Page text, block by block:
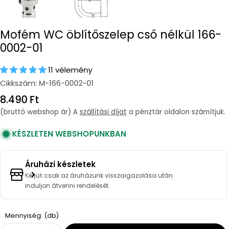
Mofém WC öblítőszelep cső nélkül 166-
0002-01
11 vélemény
Cikkszám: M-166-0002-01
Regular
price
8.490 Ft
(bruttó webshop ár) A szállítási díjat a pénztár oldalon számítjuk.
KÉSZLETEN WEBSHOPUNKBAN
Áruházi készletek
Kérjük csak az áruházunk visszaigazolása után
induljon átvenni rendelését.
Mennyiség: (db)Quantity